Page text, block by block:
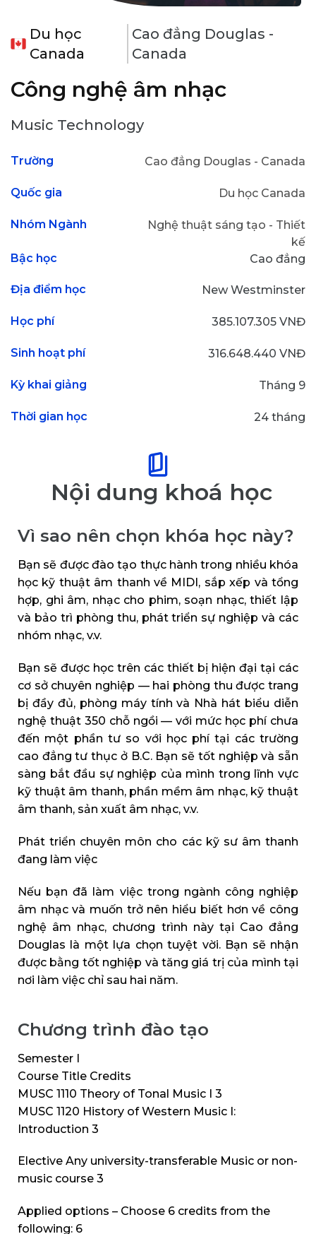
Du học
Canada
Cao đẳng Douglas -
Canada
Công nghệ âm nhạc
Music Technology
Trường Cao đẳng Douglas - Canada
Quốc gia Du học Canada
Nhóm Ngành
Nghệ thuật sáng tạo - Thiết
kế
Bậc học
Cao đẳng
Địa điểm học New Westminster
Học phí 385.107.305 VNĐ
Sinh hoạt phí 316.648.440 VNĐ
Kỳ khai giảng Tháng 9
Thời gian học 24 tháng
Nội dung khoá học
Vì sao nên chọn khóa học này?
Bạn sẽ được đào tạo thực hành trong nhiều khóa
học kỹ thuật âm thanh về MIDI, sắp xếp và tổng
hợp, ghi âm, nhạc cho phim, soạn nhạc, thiết lập
và bảo trì phòng thu, phát triển sự nghiệp và các
nhóm nhạc, v.v.
Bạn sẽ được học trên các thiết bị hiện đại tại các
cơ sở chuyên nghiệp — hai phòng thu được trang
bị đầy đủ, phòng máy tính và Nhà hát biểu diễn
nghệ thuật 350 chỗ ngồi — với mức học phí chưa
đến một phần tư so với học phí tại các trường
cao đẳng tư thục ở B.C. Bạn sẽ tốt nghiệp và sẵn
sàng bắt đầu sự nghiệp của mình trong lĩnh vực
kỹ thuật âm thanh, phần mềm âm nhạc, kỹ thuật
âm thanh, sản xuất âm nhạc, v.v.
Phát triển chuyên môn cho các kỹ sư âm thanh
đang làm việc
Nếu bạn đã làm việc trong ngành công nghiệp
âm nhạc và muốn trở nên hiểu biết hơn về công
nghệ âm nhạc, chương trình này tại Cao đẳng
Douglas là một lựa chọn tuyệt vời. Bạn sẽ nhận
được bằng tốt nghiệp và tăng giá trị của mình tại
nơi làm việc chỉ sau hai năm.
Chương trình đào tạo
Semester I
Course Title Credits
MUSC 1110 Theory of Tonal Music I 3
MUSC 1120 History of Western Music I:
Introduction 3
Elective Any university-transferable Music or non-
music course 3
Applied options – Choose 6 credits from the
following: 6